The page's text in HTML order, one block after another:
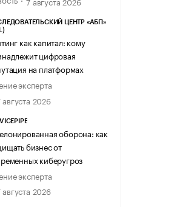
ЦЕНТР «АБП»
как капитал: кому
цифровая
на платформах
эксперта
августа 2026
оборона: как
бизнес от
киберугроз
эксперта
августа 2026